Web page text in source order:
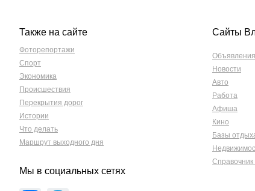
Также на сайте
Фоторепортажи
Спорт
Экономика
Происшествия
Перекрытия дорог
Истории
Что делать
Маршрут выходного дня
Мы в социальных сетях
Сайты
Объявления
Новости
Авто
Работа
Афиша
Кино
Базы
Справочник